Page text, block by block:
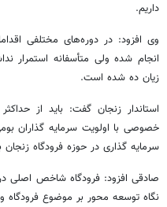
داریم.
وی افزود: در دوره‌های مختلفی
انجام شده ولی متأسفانه استمرار
زیان ده شده است.
استاندار زنجان گفت: باید از
خصوصی با اولویت سرمایه گذاران
سرمایه گذاری در حوزه فرودگاه زنجان
صادقی افزود: فرودگاه شاخص اصلی
نگاه توسعه محور بر موضوع فرودگاه